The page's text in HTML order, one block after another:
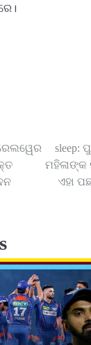
ରେଲୱେର
sleep:
ମହିଳାଙ୍କ
ଏହା